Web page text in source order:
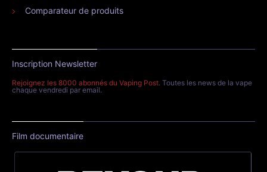
Comparateur de produits
Inscription Newsletter
Rejoignez les 8000 abonnés du Vaping Post. Toutes les news de la vape
chaque vendredi par email.
Film documentaire